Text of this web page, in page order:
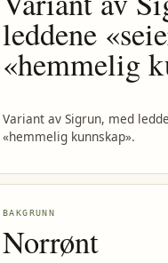
leddene
«hemmelig
Variant av Sigrun, med
«hemmelig kunnskap».
BAKGRUNN
Norrønt